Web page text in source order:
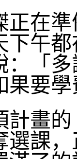
在準
下午
：「
果要
畫的
選課